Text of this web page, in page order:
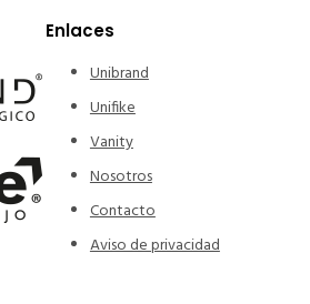
Enlaces
Unibrand
Unifike
Vanity
Nosotros
Contacto
Aviso de privacidad